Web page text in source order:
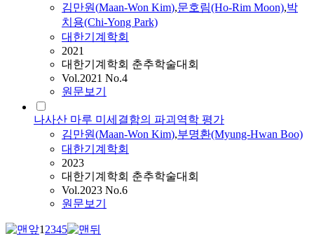
김만원(Maan-Won Kim),문호림(Ho-Rim Moon),박
치용(Chi-Yong Park)
대한기계학회
2021
대한기계학회 춘추학술대회
Vol.2021 No.4
원문보기
나사산 마루 미세결함의 파괴역학 평가
김만원(Maan-Won Kim),부명환(Myung-Hwan Boo)
대한기계학회
2023
대한기계학회 춘추학술대회
Vol.2023 No.6
원문보기
12345